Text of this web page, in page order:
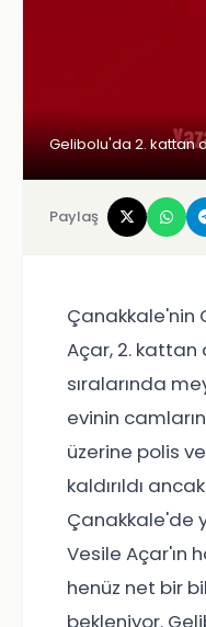
Gelibolu'da 2. kattan
Paylaş
Çanakkale'nin
Açar, 2. kattan
sıralarında
evinin
üzerine polis
kaldırıldı
Çanakkale'de
Vesile Açar'ın
henüz net bir